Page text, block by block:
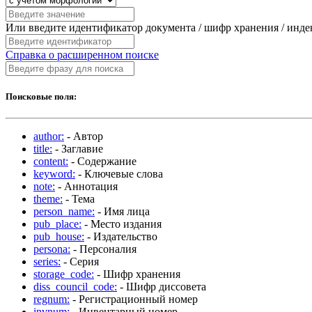
Или введите идентификатор документа / шифр хранения /
Справка о расширенном поиске
Поисковые поля:
author: - Автор
title: - Заглавие
content: - Содержание
keyword: - Ключевые слова
note: - Аннотация
theme: - Тема
person_name: - Имя лица
pub_place: - Место издания
pub_house: - Издательство
persona: - Персоналия
series: - Серия
storage_code: - Шифр хранения
diss_council_code: - Шифр диссовета
regnum: - Регистрационный номер